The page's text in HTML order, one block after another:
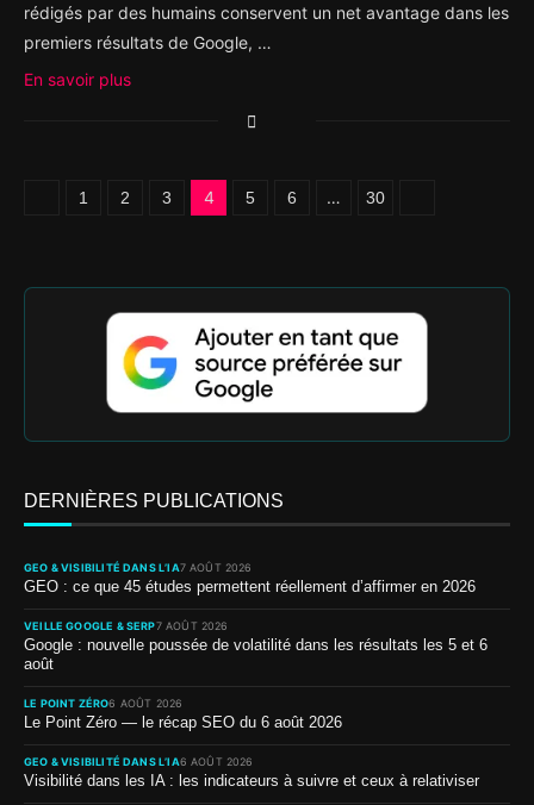
rédigés par des humains conservent un net avantage dans les
premiers résultats de Google, …
En savoir plus
1 2 3 4 5 6 … 30
DERNIÈRES PUBLICATIONS
GEO & VISIBILITÉ DANS L’IA7 AOÛT 2026
GEO : ce que 45 études permettent réellement d’affirmer en 2026
VEILLE GOOGLE & SERP7 AOÛT 2026
Google : nouvelle poussée de volatilité dans les résultats les 5 et 6
août
LE POINT ZÉRO6 AOÛT 2026
Le Point Zéro — le récap SEO du 6 août 2026
GEO & VISIBILITÉ DANS L’IA6 AOÛT 2026
Visibilité dans les IA : les indicateurs à suivre et ceux à relativiser